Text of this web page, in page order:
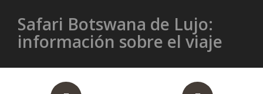
Safari Botswana de Lujo:
información sobre el viaje